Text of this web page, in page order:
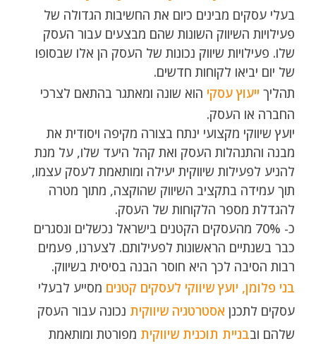
בעלי עסקים מבינים כיום את החשיבות הגדולה של
פעילויות השיווק השונות שהם מבצעים עבור העסק
שלו. פעילויות שיווק נכונות של העסק הן אלו שבסופו
של יום יביאו לקוחות חדשים.
תהליך ייעוץ עסקי הוא שונה ומאתגר בהתאם לצרכי
החברה או העסק.
יועץ שיווקי מקצועי ינתח בצורה מקיפה ויסודית את
מבנה והתנהלות העסק ואת קהל היעד שלו, על מנת
להניע לפעילות שיווקית יעילה ומותאמת לעסק עצמו,
תוך עמידה בתקציב השיווק שהוקצה, מתוך מטרה
להגדלת מספר הלקוחות של העסק.
כ- 70% מהעסקים הקטנים בישראל נכשלים ונסגרים
כבר בשנתיים הראשונות לפעילותם. לצערנו, פעמים
רבות הסיבה לכך היא חוסר הבנה בסיסית בשיווק.
בני פלומן, יועץ שיווקי לעסקים קטנים מסייע לבעלי
עסקים לתכנן אסטרטגיה שיווקית נכונה עבור העסק
שלהם ובבניית תוכנית שיווקית מפורטת ומותאמת